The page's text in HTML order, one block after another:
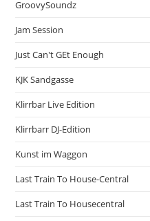
GroovySoundz
Jam Session
Just Can't GEt Enough
KJK Sandgasse
Klirrbar Live Edition
Klirrbarr DJ-Edition
Kunst im Waggon
Last Train To House-Central
Last Train To Housecentral